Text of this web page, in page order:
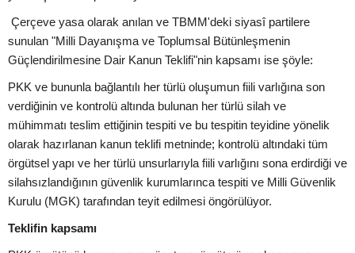
Çerçeve yasa olarak anılan ve TBMM'deki siyasî partilere
sunulan "Milli Dayanışma ve Toplumsal Bütünleşmenin
Güçlendirilmesine Dair Kanun Teklifi"nin kapsamı ise şöyle:
PKK ve bununla bağlantılı her türlü oluşumun fiili varlığına son
verdiğinin ve kontrolü altında bulunan her türlü silah ve
mühimmatı teslim ettiğinin tespiti ve bu tespitin teyidine yönelik
olarak hazırlanan kanun teklifi metninde; kontrolü altındaki tüm
örgütsel yapı ve her türlü unsurlarıyla fiili varlığını sona erdirdiği ve
silahsızlandığının güvenlik kurumlarınca tespiti ve Milli Güvenlik
Kurulu (MGK) tarafından teyit edilmesi öngörülüyor.
Teklifin kapsamı